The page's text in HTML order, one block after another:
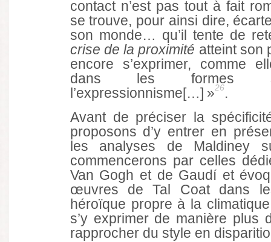
contact n’est pas tout à fait
se trouve, pour ainsi dire,
son monde… qu’il tente de
crise de la proximité atteint son
encore s’exprimer, comme
dans les formes
l’expressionnisme[…] »26.
Avant de préciser la
proposons d’y entrer en
les analyses de Maldiney
commencerons par celles
Van Gogh et de Gaudí et
œuvres de Tal Coat dans
héroïque propre à la
s’y exprimer de manière plus
rapprocher du style en